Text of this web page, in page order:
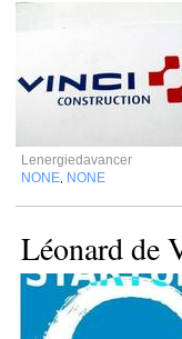
Lenergiedavancer
NONE NONE
Léonard de